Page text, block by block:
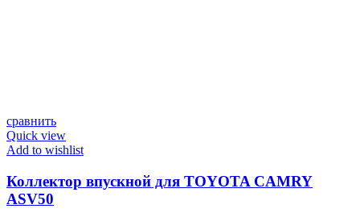
сравнить
Quick view
Add to wishlist
Коллектор впускной для TOYOTA CAMRY
ASV50